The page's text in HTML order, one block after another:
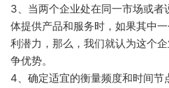
3、当两个企业处在同一市场或
体提供产品和服务时，如果其中
利潜力，那么，我们就认为这个
争优势。
4、确定适宜的衡量频度和时间节